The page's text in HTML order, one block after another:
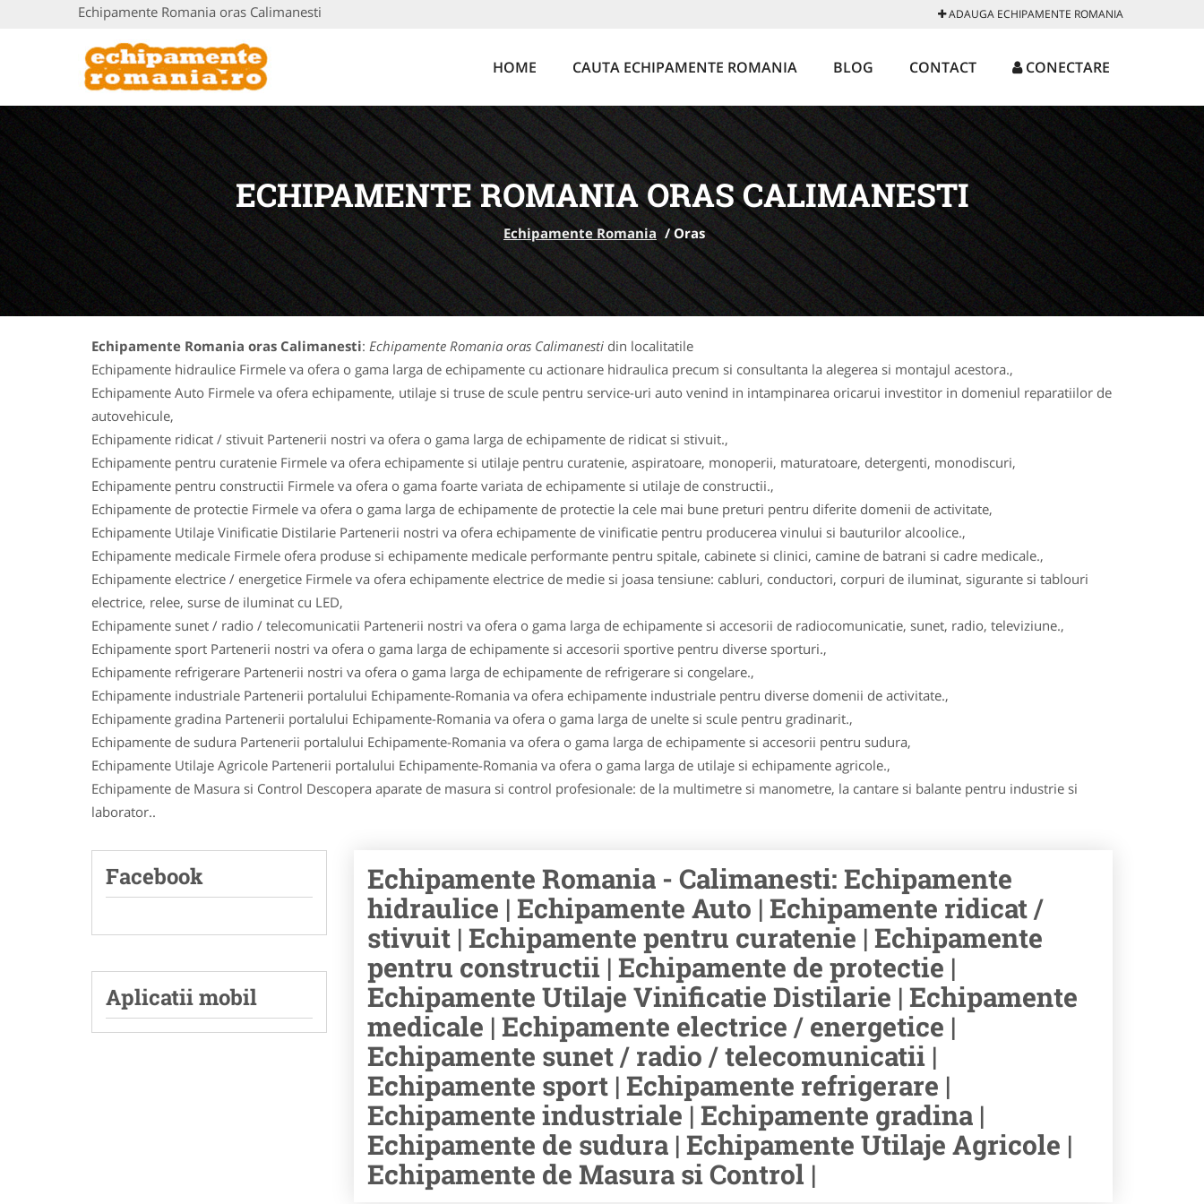
Echipamente Romania oras Calimanesti ADAUGA ECHIPAMENTE ROMANIA
HOME CAUTA ECHIPAMENTE ROMANIA BLOG CONTACT CONECTARE
ECHIPAMENTE ROMANIA ORAS CALIMANESTI
Echipamente Romania /Oras
Echipamente Romania oras Calimanesti: Echipamente Romania oras Calimanesti din localitatile
Echipamente hidraulice Firmele va ofera o gama larga de echipamente cu actionare hidraulica precum si consultanta la alegerea si montajul acestora.,
Echipamente Auto Firmele va ofera echipamente, utilaje si truse de scule pentru service-uri auto venind in intampinarea oricarui investitor in domeniul reparatiilor de
autovehicule,
Echipamente ridicat / stivuit Partenerii nostri va ofera o gama larga de echipamente de ridicat si stivuit.,
Echipamente pentru curatenie Firmele va ofera echipamente si utilaje pentru curatenie, aspiratoare, monoperii, maturatoare, detergenti, monodiscuri,
Echipamente pentru constructii Firmele va ofera o gama foarte variata de echipamente si utilaje de constructii.,
Echipamente de protectie Firmele va ofera o gama larga de echipamente de protectie la cele mai bune preturi pentru diferite domenii de activitate,
Echipamente Utilaje Vinificatie Distilarie Partenerii nostri va ofera echipamente de vinificatie pentru producerea vinului si bauturilor alcoolice.,
Echipamente medicale Firmele ofera produse si echipamente medicale performante pentru spitale, cabinete si clinici, camine de batrani si cadre medicale.,
Echipamente electrice / energetice Firmele va ofera echipamente electrice de medie si joasa tensiune: cabluri, conductori, corpuri de iluminat, sigurante si tablouri
electrice, relee, surse de iluminat cu LED,
Echipamente sunet / radio / telecomunicatii Partenerii nostri va ofera o gama larga de echipamente si accesorii de radiocomunicatie, sunet, radio, televiziune.,
Echipamente sport Partenerii nostri va ofera o gama larga de echipamente si accesorii sportive pentru diverse sporturi.,
Echipamente refrigerare Partenerii nostri va ofera o gama larga de echipamente de refrigerare si congelare.,
Echipamente industriale Partenerii portalului Echipamente-Romania va ofera echipamente industriale pentru diverse domenii de activitate.,
Echipamente gradina Partenerii portalului Echipamente-Romania va ofera o gama larga de unelte si scule pentru gradinarit.,
Echipamente de sudura Partenerii portalului Echipamente-Romania va ofera o gama larga de echipamente si accesorii pentru sudura,
Echipamente Utilaje Agricole Partenerii portalului Echipamente-Romania va ofera o gama larga de utilaje si echipamente agricole.,
Echipamente de Masura si Control Descopera aparate de masura si control profesionale: de la multimetre si manometre, la cantare si balante pentru industrie si
laborator..
Facebook
Aplicatii mobil
Echipamente Romania - Calimanesti: Echipamente
hidraulice | Echipamente Auto | Echipamente ridicat /
stivuit | Echipamente pentru curatenie | Echipamente
pentru constructii | Echipamente de protectie |
Echipamente Utilaje Vinificatie Distilarie | Echipamente
medicale | Echipamente electrice / energetice |
Echipamente sunet / radio / telecomunicatii |
Echipamente sport | Echipamente refrigerare |
Echipamente industriale | Echipamente gradina |
Echipamente de sudura | Echipamente Utilaje Agricole |
Echipamente de Masura si Control |